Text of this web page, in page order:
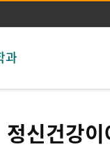
과
정신건강